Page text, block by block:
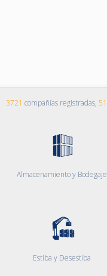
3721 compañías registradas, 51
Almacenamiento y Bodegaje
Estiba y Desestiba